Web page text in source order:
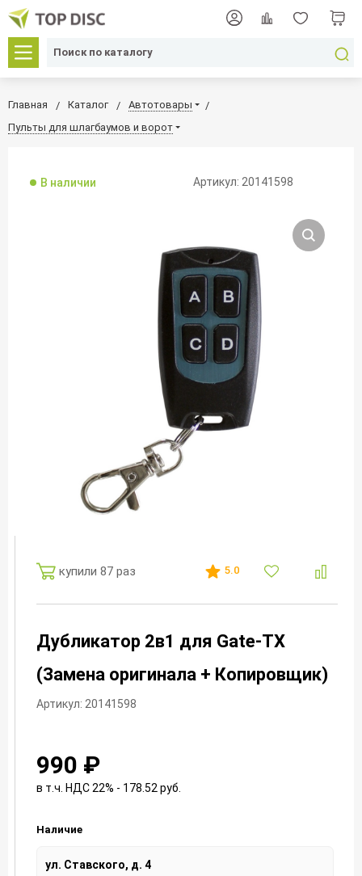
Главная Каталог
Автотовары
Пульты для шлагбаумов и ворот
В наличии Артикул: 20141598
купили 87 раз 5.0
Дубликатор 2в1 для Gate-TX
(Замена оригинала + Копировщик)
Артикул: 20141598
990 ₽
в т.ч. НДС 22% - 178.52 руб.
Наличие
ул. Ставского, д. 4